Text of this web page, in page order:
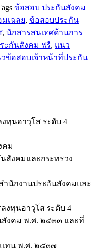
ข้อสอบ ประกันสังคม
เฉลย, ข้อสอบประกัน
, นักสารสนเทศด้านการ
ะกันสังคม ฟรี, แนว
ข้อสอบเจ้าหน้าที่ประกัน
ทุนอาวุโส ระดับ 4
คม
สังคมและกระทรวง
ำนักงานประกันสังคมและ
งทุนอาวุโส ระดับ 4
งคม พ.ศ. ๒๕๓๓ และที่
ทน พ.ศ. ๒๕๓๗